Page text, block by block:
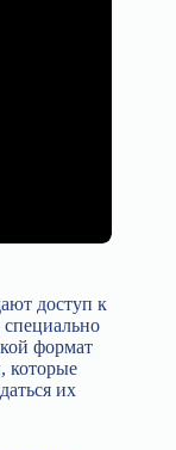
доступ к
специально
формат
которые
их